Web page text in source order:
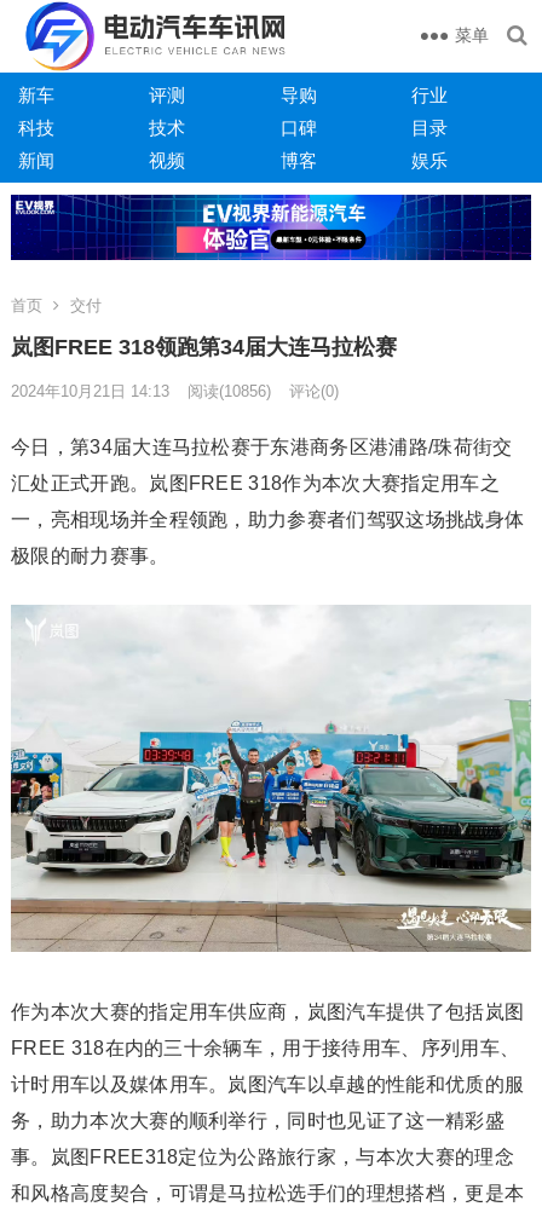
菜单
新车 评测 导购
行业
科技
技术 口碑
目录
新闻
视频 博客 娱乐
首页 交付
岚图FREE 318领跑第34届大连马拉松赛
2024年10月21日 14:13 阅读(10856) 评论(0)
今日，第34届大连马拉松赛于东港商务区港浦路/珠荷街交
汇处正式开跑。岚图FREE 318作为本次大赛指定用车之
一，亮相现场并全程领跑，助力参赛者们驾驭这场挑战身体
极限的耐力赛事。
作为本次大赛的指定用车供应商，岚图汽车提供了包括岚图
FREE 318在内的三十余辆车，用于接待用车、序列用车、
计时用车以及媒体用车。岚图汽车以卓越的性能和优质的服
务，助力本次大赛的顺利举行，同时也见证了这一精彩盛
事。岚图FREE318定位为公路旅行家，与本次大赛的理念
和风格高度契合，可谓是马拉松选手们的理想搭档，更是本